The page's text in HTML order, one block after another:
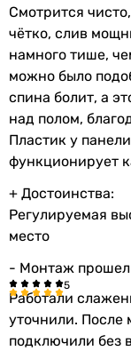
Смотрится
чётко, слив
намного тише,
можно было
спина болит, а
над полом,
Пластик у
функционирует
+ Достоинства:
Регулируемая
место
- Монтаж прошел
Работали
уточнили. После
подключили без